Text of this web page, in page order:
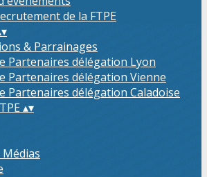
de la FTPE
▾
& Parrainages
Partenaires délégation Lyon
Partenaires délégation Vienne
Partenaires délégation Caladoise
▴▾
Médias